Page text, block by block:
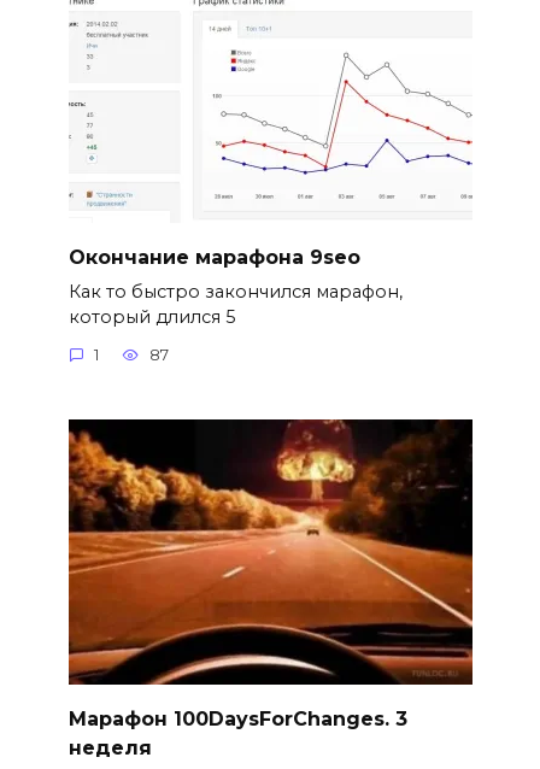
Окончание марафона 9seo
Как то быстро закончился марафон,
который длился 5
1 87
Марафон 100DaysForChanges. 3
неделя